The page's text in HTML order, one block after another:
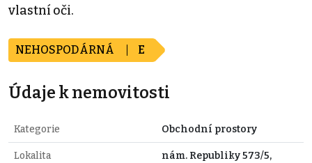
vlastní oči.
NEHOSPODÁRNÁ E
Údaje k nemovitosti
Kategorie Obchodní prostory
Lokalita
nám. Republiky 573/5,